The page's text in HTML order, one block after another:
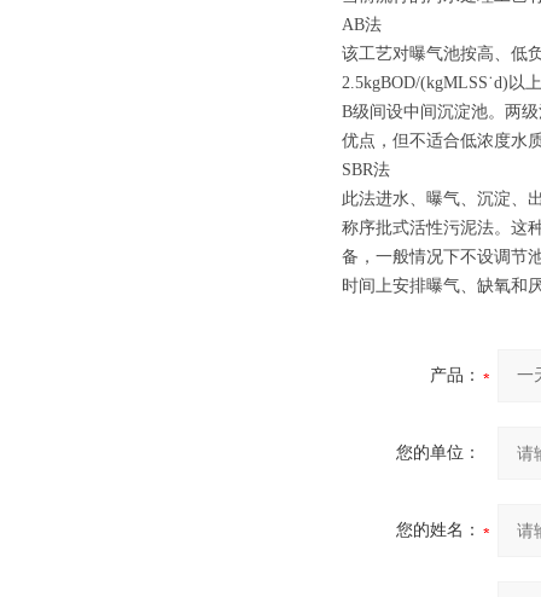
AB法
该工艺对曝气池按高、低
2.5kgBOD/(kgMLSS˙d)以
B级间设中间沉淀池。两
优点，但不适合低浓度水
SBR法
此法进水、曝气、沉淀、
称序批式活性污泥法。这
备，一般情况下不设调节
时间上安排曝气、缺氧和
产品：
您的单位：
您的姓名：